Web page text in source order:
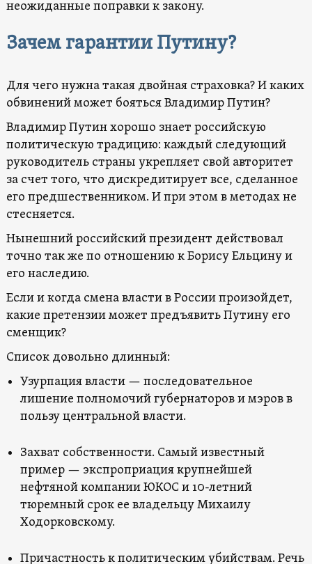
неожиданные поправки к закону.
Зачем гарантии Путину?
Для чего нужна такая двойная страховка? И каких
обвинений может бояться Владимир Путин?
Владимир Путин хорошо знает российскую
политическую традицию: каждый следующий
руководитель страны укрепляет свой авторитет
за счет того, что дискредитирует все, сделанное
его предшественником. И при этом в методах не
стесняется.
Нынешний российский президент действовал
точно так же по отношению к Борису Ельцину и
его наследию.
Если и когда смена власти в России произойдет,
какие претензии может предъявить Путину его
сменщик?
Список довольно длинный:
Узурпация власти — последовательное
лишение полномочий губернаторов и мэров в
пользу центральной власти.
Захват собственности. Самый известный
пример — экспроприация крупнейшей
нефтяной компании ЮКОС и 10-летний
тюремный срок ее владельцу Михаилу
Ходорковскому.
Причастность к политическим убийствам. Речь